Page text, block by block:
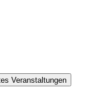
Veranstaltungen